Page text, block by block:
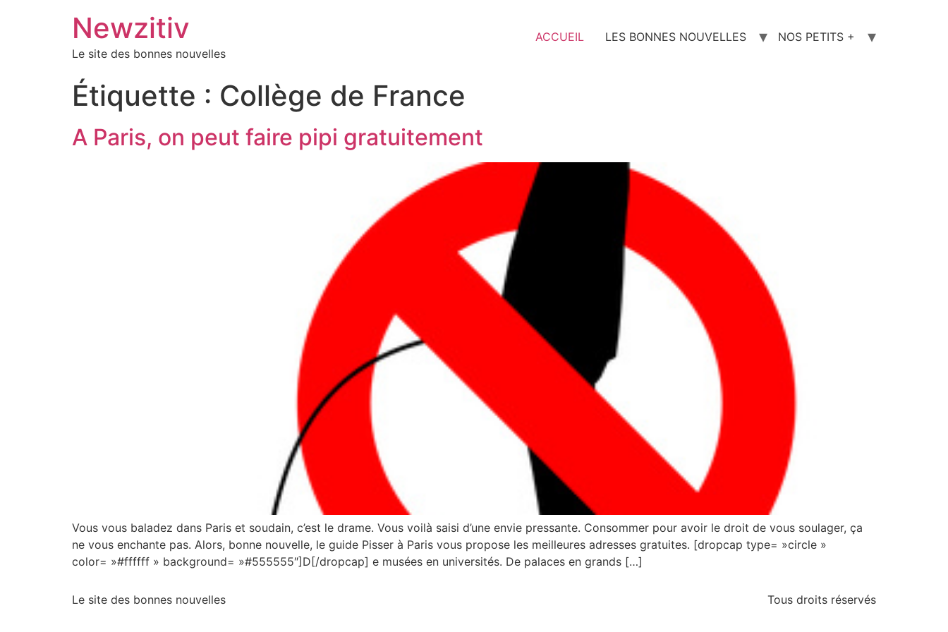
Newzitiv
Le site des bonnes nouvelles
ACCUEIL LES BONNES NOUVELLES NOS PETITS +
Étiquette : Collège de France
A Paris, on peut faire pipi gratuitement
Vous vous baladez dans Paris et soudain, c’est le drame. Vous voilà saisi d’une envie pressante. Consommer pour avoir le droit de vous soulager, ça
ne vous enchante pas. Alors, bonne nouvelle, le guide Pisser à Paris vous propose les meilleures adresses gratuites. [dropcap type= »circle »
color= »#ffffff » background= »#555555″]D[/dropcap] e musées en universités. De palaces en grands […]
Le site des bonnes nouvelles Tous droits réservés